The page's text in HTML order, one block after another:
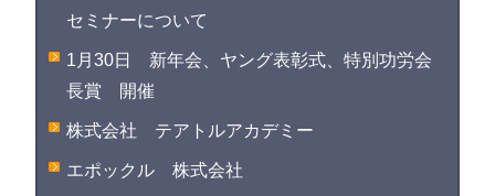
セミナーについて
1月30日 新年会、ヤング表彰式、特別功労会
長賞 開催
株式会社 テアトルアカデミー
エポックル 株式会社